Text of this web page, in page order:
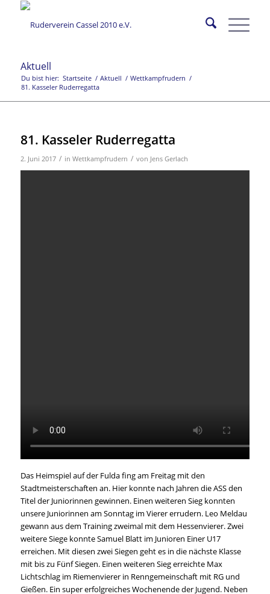
Aktuell
Du bist hier: Startseite / Aktuell / Wettkampfrudern /
81. Kasseler Ruderregatta
81. Kasseler Ruderregatta
2. Juni 2017 / in Wettkampfrudern / von Jens Gerlach
Das Heimspiel auf der Fulda fing am Freitag mit den
Stadtmeisterschaften an. Hier konnte nach Jahren die ASS den
Titel der Juniorinnen gewinnen. Einen weiteren Sieg konnten
unsere Juniorinnen am Sonntag im Vierer errudern. Leo Meldau
gewann aus dem Training zweimal mit dem Hessenvierer. Zwei
weitere Siege konnte Samuel Blatt im Junioren Einer U17
erreichen. Mit diesen zwei Siegen geht es in die nächste Klasse
mit bis zu Fünf Siegen. Einen weiteren Sieg erreichte Max
Lichtschlag im Riemenvierer in Renngemeinschaft mit RG und
Gießen. Ein super erfolgreiches Wochenende der Jugend. Neben